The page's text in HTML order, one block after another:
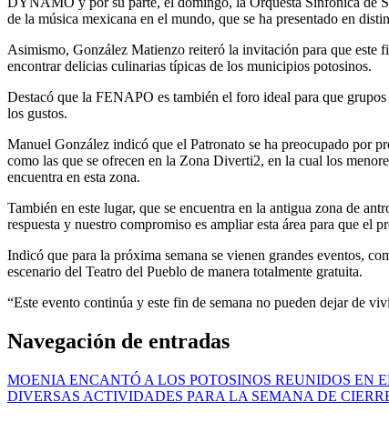
de la música mexicana en el mundo, que se ha presentado en
Asimismo, González Matienzo reiteró la invitación para que este
encontrar delicias culinarias típicas de los municipios potosinos.
Destacó que la FENAPO es también el foro ideal para que
los gustos.
Manuel González indicó que el Patronato se ha preocupado por
como las que se ofrecen en la Zona Diverti2, en la cual los
encuentra en esta zona.
También en este lugar, que se encuentra en la antigua zona de
respuesta y nuestro compromiso es ampliar esta área para que
Indicó que para la próxima semana se vienen grandes eventos,
escenario del Teatro del Pueblo de manera totalmente gratuita.
“Este evento continúa y este fin de semana no pueden dejar de
Navegación de entradas
MOENIA ENCANTÓ A LOS POTOSINOS REUNIDOS EN
DIVERSAS ACTIVIDADES PARA LA SEMANA DE